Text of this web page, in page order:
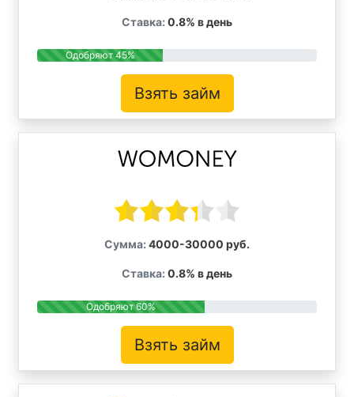
Ставка: 0.8% в день
Одобряют 45%
Взять займ
Сумма: 4000-30000 руб.
Ставка: 0.8% в день
Одобряют 60%
Взять займ